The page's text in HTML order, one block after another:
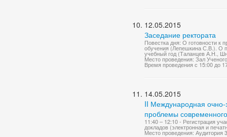
12.05.2015
Заседание ректората
Повестка дня: О готовности к
обучения (Лепешкина С.В.). О
учебный год (Таланцев А.Н.,
Место проведения: Зал
Время проведения с 15:00 до
14.05.2015
II Международная очно-
проблемы
11:40 – 12:10 - Регистрация
докладов (электронная и
Место проведения: Аудитория